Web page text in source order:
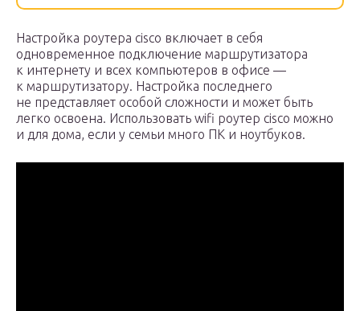
Настройка роутера cisco включает в себя
одновременное подключение маршрутизатора
к интернету и всех компьютеров в офисе —
к маршрутизатору. Настройка последнего
не представляет особой сложности и может быть
легко освоена. Использовать wifi роутер cisco можно
и для дома, если у семьи много ПК и ноутбуков.